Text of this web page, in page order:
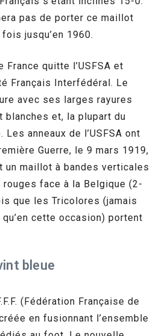
pas de porter ce maillot
jusqu’en 1960.
France quitte l’USFSA et
Français Interfédéral. Le
avec ses larges rayures
et, la plupart du
anneaux de l’USFSA ont
Guerre, le 9 mars 1919,
un maillot à bandes verticales
face à la Belgique (2-
que les Tricolores (jamais
cette occasion) portent
bleue
(Fédération Française de
en fusionnant l’ensemble